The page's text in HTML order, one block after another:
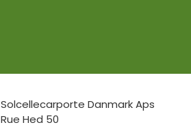
Solcellecarporte Danmark Aps
Rue Hed 50